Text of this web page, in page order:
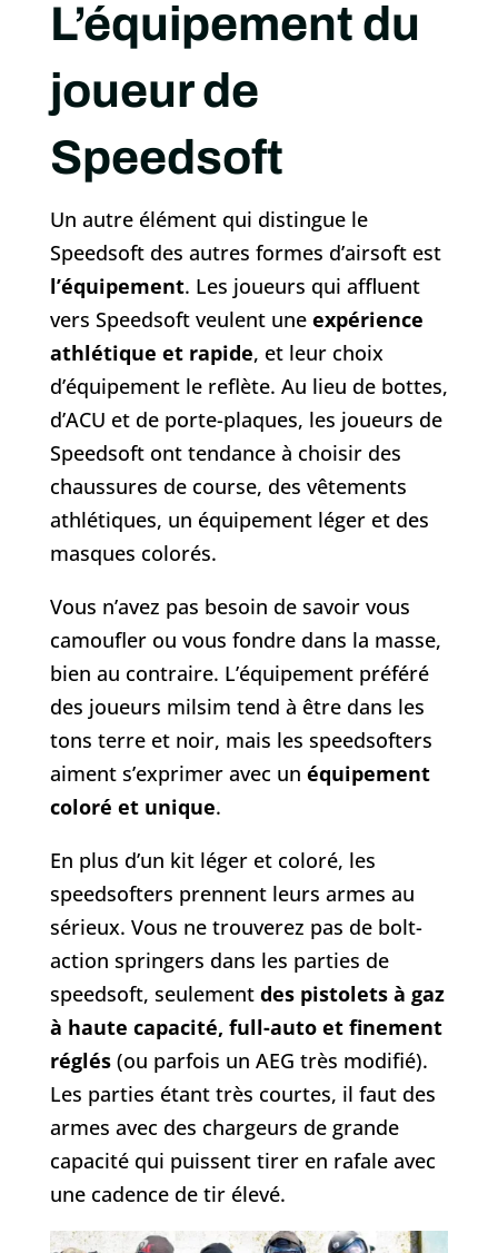
L’équipement du
joueur de
Speedsoft
Un autre élément qui distingue le
Speedsoft des autres formes d’airsoft est
l’équipement. Les joueurs qui affluent
vers Speedsoft veulent une expérience
athlétique et rapide, et leur choix
d’équipement le reflète. Au lieu de bottes,
d’ACU et de porte-plaques, les joueurs de
Speedsoft ont tendance à choisir des
chaussures de course, des vêtements
athlétiques, un équipement léger et des
masques colorés.
Vous n’avez pas besoin de savoir vous
camoufler ou vous fondre dans la masse,
bien au contraire. L’équipement préféré
des joueurs milsim tend à être dans les
tons terre et noir, mais les speedsofters
aiment s’exprimer avec un équipement
coloré et unique.
En plus d’un kit léger et coloré, les
speedsofters prennent leurs armes au
sérieux. Vous ne trouverez pas de bolt-
action springers dans les parties de
speedsoft, seulement des pistolets à gaz
à haute capacité, full-auto et finement
réglés(ou parfois un AEG très modifié).
Les parties étant très courtes, il faut des
armes avec des chargeurs de grande
capacité qui puissent tirer en rafale avec
une cadence de tir élevé.